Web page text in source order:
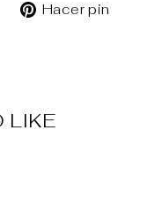
TuitearHacer pin
LIKE